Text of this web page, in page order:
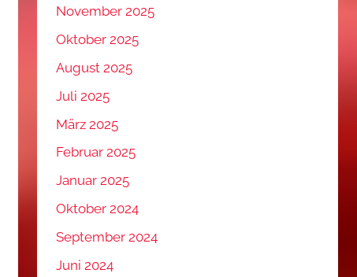
November 2025
Oktober 2025
August 2025
Juli 2025
März 2025
Februar 2025
Januar 2025
Oktober 2024
September 2024
Juni 2024